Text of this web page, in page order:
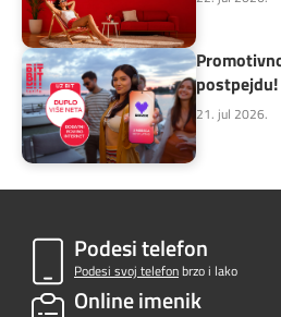
postpejdu!
21. jul 2026.
Podesi telefon
Podesi svoj telefonbrzo i lako
Online imenik